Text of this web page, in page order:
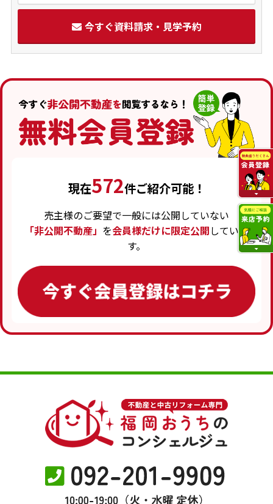
今すぐ資料請求・見学予約
現在572件ご紹介可能！
売主様のご要望で一般には公開していない
「非公開不動産」 を会員様だけに限定公開していま
す。